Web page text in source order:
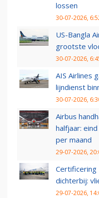
lossen
30-07-2026,
US-Bangla
grootste
30-07-2026,
AIS Airlines
lijndienst
30-07-2026,
Airbus
halfjaar:
per maand
29-07-2026,
Certificering
dichterbij:
29-07-2026,